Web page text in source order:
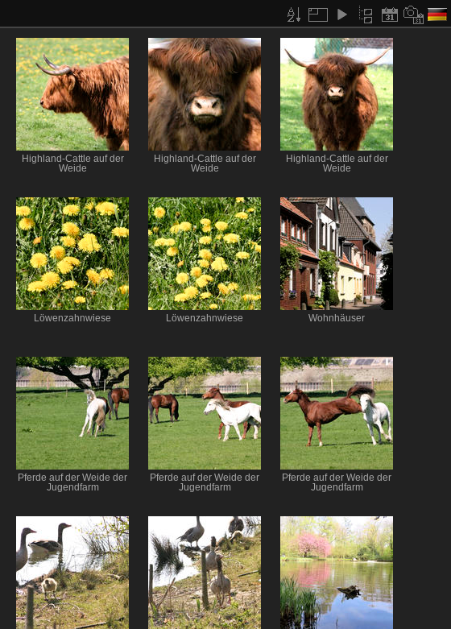
Highland-Cattle auf der
Weide
Highland-Cattle auf der
Weide
Highland-Cattle auf der
Weide
Löwenzahnwiese Löwenzahnwiese Wohnhäuser
Pferde auf der Weide der
Jugendfarm
Pferde auf der Weide der
Jugendfarm
Pferde auf der Weide der
Jugendfarm